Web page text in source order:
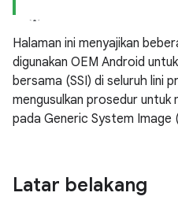
Halaman ini menyajikan
digunakan OEM Android
bersama (SSI) di seluruh lini
mengusulkan prosedur untuk
pada Generic System Image
Latar belakang